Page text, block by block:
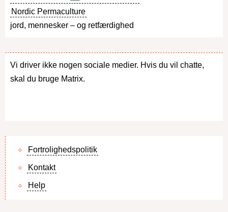
Nordic Permaculture
jord, mennesker – og retfærdighed
Vi driver ikke nogen sociale medier. Hvis du vil chatte,
skal du bruge Matrix.
Fortrolighedspolitik
Kontakt
Help